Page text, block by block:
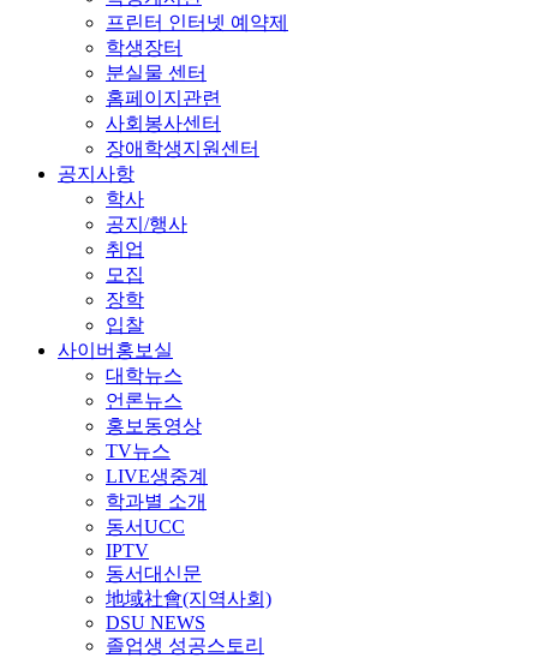
프린터 인터넷 예약제
학생장터
분실물 센터
홈페이지관련
사회봉사센터
장애학생지원센터
공지사항
학사
공지/행사
취업
모집
장학
입찰
사이버홍보실
대학뉴스
언론뉴스
홍보동영상
TV뉴스
LIVE생중계
학과별 소개
동서UCC
IPTV
동서대신문
地域社會(지역사회)
DSU NEWS
졸업생 성공스토리